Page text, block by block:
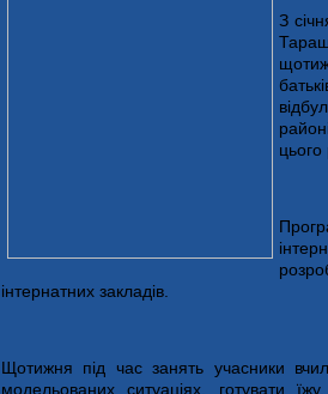
З
цього
інтернатних закладів.
Щотижня під час занять учасники
модельованих ситуаціях, готувати